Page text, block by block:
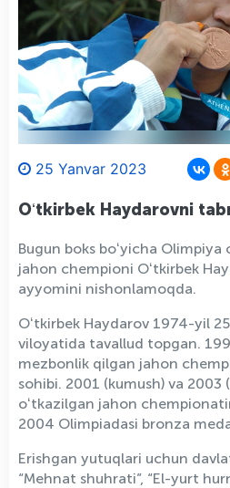
25 Yanvar 2023
Oʻtkirbek Haydarovni
Bugun boks boʻyicha Olimpiya
jahon chempioni Oʻtkirbek
ayyomini nishonlamoqda.
Oʻtkirbek Haydarov 1974-yil
viloyatida tavallud topgan.
mezbonlik qilgan jahon
sohibi. 2001 (kumush) va 2003
oʻtkazilgan jahon
2004 Olimpiadasi bronza
Erishgan yutuqlari uchun
“Mehnat shuhrati”, “El-yurt